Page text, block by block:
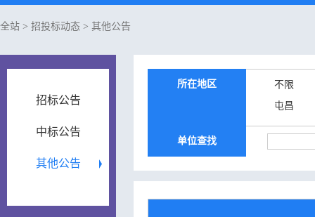
全站 > 招投标动态 > 其他公告
招标公告
中标公告
其他公告
所在地区
不限
屯昌
单位查找